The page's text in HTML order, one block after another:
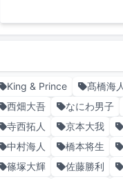
King & Prince 髙橋海人
西畑大吾
なにわ男子
寺西拓人
京本大我
中村海人
橋本将生
篠塚大輝
佐藤勝利